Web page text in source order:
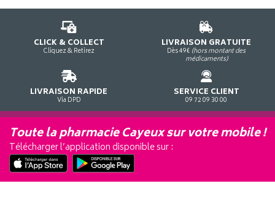
CLICK & COLLECT
Cliquez & Retirez
LIVRAISON GRATUITE
Dès 49€ (hors montant des
médicaments)
LIVRAISON RAPIDE
Via DPD
SERVICE CLIENT
09 72 09 30 00
Toute la pharmacie Cayeux sur votre mobile !
Télécharger l’application disponible sur :